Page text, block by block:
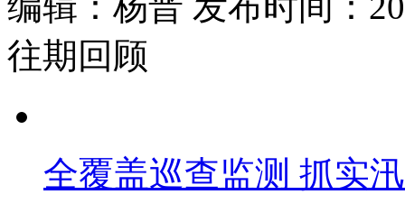
往期回顾
全覆盖巡查监测 抓实